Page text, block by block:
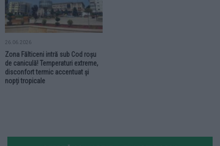
26.06.2026
Zona Fălticeni intră sub Cod roșu
de caniculă! Temperaturi extreme,
disconfort termic accentuat și
nopți tropicale